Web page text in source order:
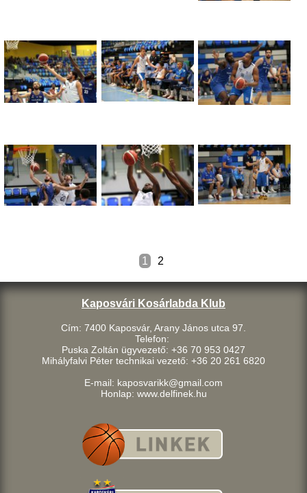
1 2
Kaposvári Kosárlabda Klub
Cím: 7400 Kaposvár, Arany János utca 97.
Telefon:
Puska Zoltán ügyvezető: +36 70 953 0427
Mihályfalvi Péter technikai vezető: +36 20 261 6820
E-mail: kaposvarikk@gmail.com
Honlap: www.delfinek.hu